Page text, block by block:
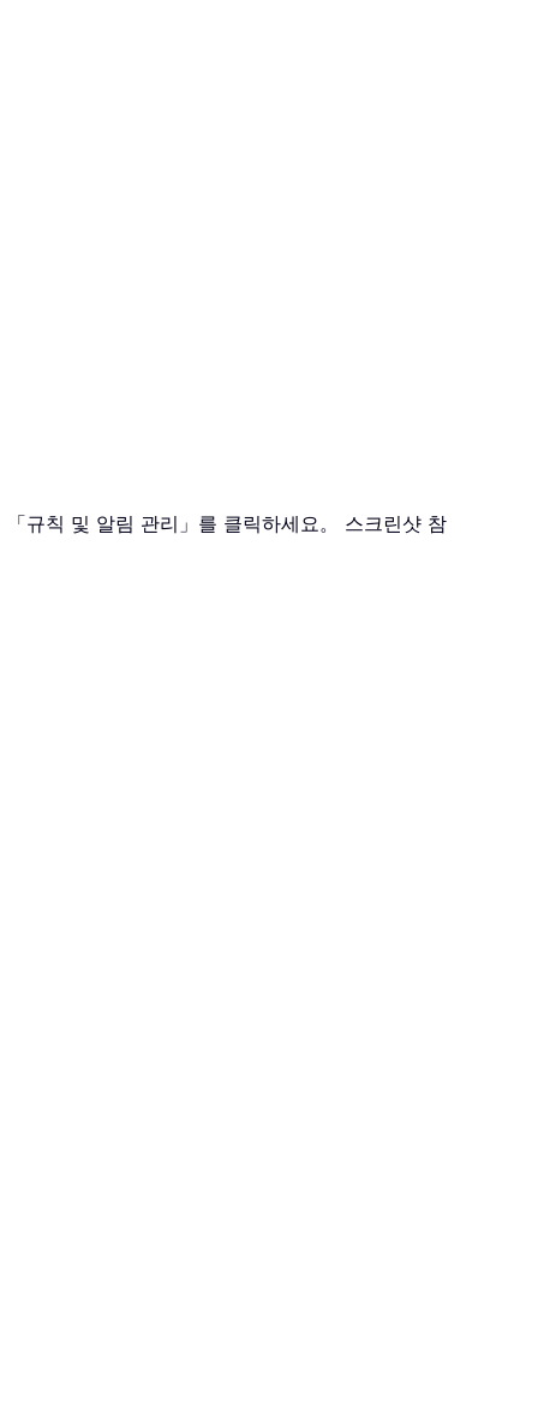
규칙 및 알림 관리」를 클릭하세요。 스크린샷 참